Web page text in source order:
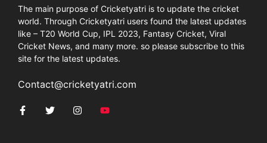
The main purpose of Cricketyatri is to update the cricket
world. Through Cricketyatri users found the latest updates
like – T20 World Cup, IPL 2023, Fantasy Cricket, Viral
Cricket News, and many more. so please subscribe to this
site for the latest updates.
Contact@cricketyatri.com